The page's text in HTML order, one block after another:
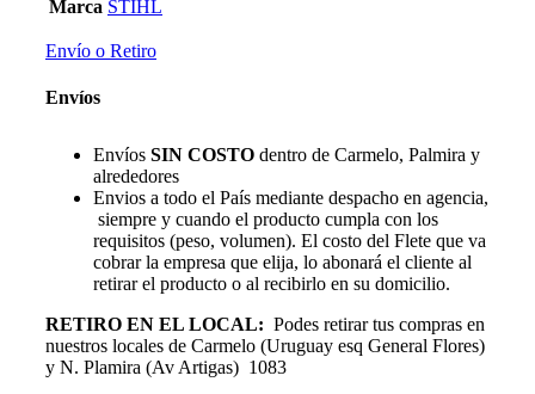
Marca STIHL
Envío o Retiro
Envíos
Envíos SIN COSTO dentro de Carmelo, Palmira y
alrededores
Envios a todo el País mediante despacho en agencia,
siempre y cuando el producto cumpla con los
requisitos (peso, volumen). El costo del Flete que va
cobrar la empresa que elija, lo abonará el cliente al
retirar el producto o al recibirlo en su domicilio.
RETIRO EN EL LOCAL: Podes retirar tus compras en
nuestros locales de Carmelo (Uruguay esq General Flores)
y N. Plamira (Av Artigas) 1083